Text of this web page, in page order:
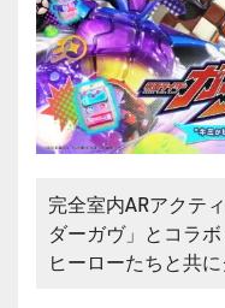
完全室内ARアクテ
ダーガヴ」とコラ
ヒーローたちと共